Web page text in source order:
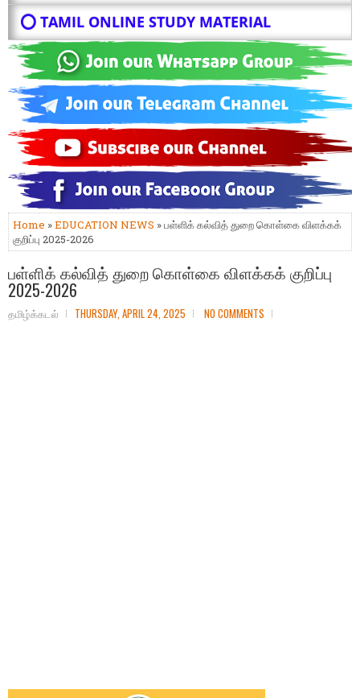
⭕ TAMIL ONLINE STUDY MATERIAL
Home »EDUCATION NEWS » பள்ளிக் கல்வித் துறை கொள்கை விளக்கக்
குறிப்பு 2025-2026
பள்ளிக் கல்வித் துறை கொள்கை விளக்கக் குறிப்பு
2025-2026
தமிழ்க்கடல் THURSDAY, APRIL 24, 2025 NO COMMENTS